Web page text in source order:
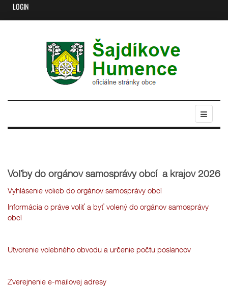
LOGIN
Voľby do orgánov samosprávy obcí a krajov 2026
Vyhlásenie volieb do orgánov samosprávy obcí
Informácia o práve voliť a byť volený do orgánov samosprávy
obcí
Utvorenie volebného obvodu a určenie počtu poslancov
Zverejnenie e-mailovej adresy